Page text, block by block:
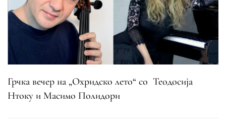
Грчка вечер на „Охридско лето“ со Теодосија
Нтоку и Масимо Полидори